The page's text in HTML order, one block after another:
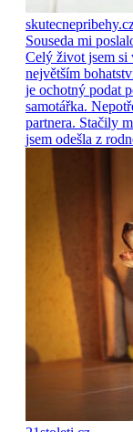
Souseda mi
Celý život jsem si
největším
je ochotný podat
samotářka.
partnera. Stačily
jsem odešla z